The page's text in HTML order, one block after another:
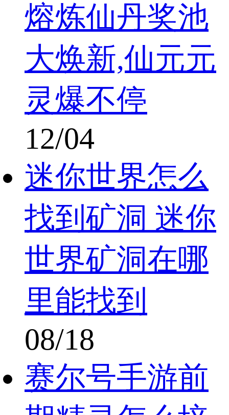
熔炼仙丹奖池
大焕新,仙元元
灵爆不停
12/04
迷你世界怎么
找到矿洞 迷你
世界矿洞在哪
里能找到
08/18
赛尔号手游前